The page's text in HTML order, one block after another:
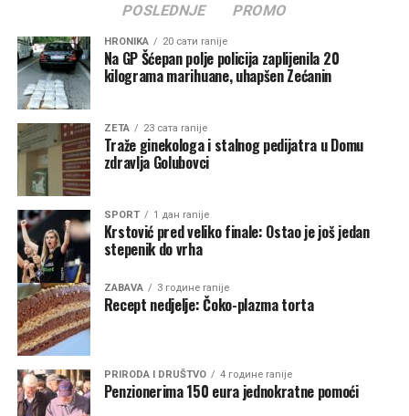
“Lokacija nije odabrana slučajno. Ona je već bila
predviđena važećom planskom dokumentacijom,
odnosno Prostorno-urbanističkim planom, što nam je
omogućilo da bez odlaganja pristupimo realizaciji ovog
značajnog projekta. Smatrali smo da nije bilo razloga da
čekamo završetak procesa razgraničenja kada su planski
i zakonski uslovi za izgradnju već bili obezbijeđeni”, rekao
je Asanović.
Asanović je kazao da su u fazi planiranja analizirane
različite mogućnosti.
“U fazi planiranja analizirane su različite mogućnosti,
međutim upravo je ova lokacija bila definisana planskom
dokumentacijom kao odgovarajuća za ovu namjenu”,
kaže Asanović.
Lokacija na kojoj se gradi Vatrogasni dom je početna
tačka teritorije opštine, te recimo u slučaju intervencija
POSLEDNJE PROMO
HRONIKA 20 сати ranije
Na GP Šćepan polje policija zaplijenila 20
kilograma marihuane, uhapšen Zećanin
ZETA 23 сата ranije
Traže ginekologa i stalnog pedijatra u Domu
zdravlja Golubovci
SPORT 1 дан ranije
Krstović pred veliko finale: Ostao je još jedan
stepenik do vrha
ZABAVA 3 године ranije
Recept nedjelje: Čoko-plazma torta
PRIRODA I DRUŠTVO 4 године ranije
Penzionerima 150 eura jednokratne pomoći